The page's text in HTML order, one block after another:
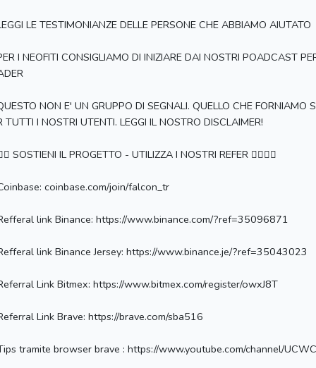
LE TESTIMONIANZE DELLE PERSONE CHE ABBIAMO AIUTATO
I NEOFITI CONSIGLIAMO DI INIZIARE DAI NOSTRI POADCAST
NON E' UN GRUPPO DI SEGNALI. QUELLO CHE FORNIAMO
TUTTI I NOSTRI UTENTI. LEGGI IL NOSTRO DISCLAIMER!
SOSTIENI IL PROGETTO - UTILIZZA I NOSTRI REFER 👈🏻👈🏻
coinbase.com/join/falcon_tr
link Binance: https://www.binance.com/?ref=35096871
link Binance Jersey: https://www.binance.je/?ref=35043023
Link Bitmex: https://www.bitmex.com/register/owxJ8T
Link Brave: https://brave.com/sba516
tramite browser brave : https://www.youtube.com/channel/